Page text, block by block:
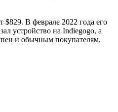
$829. В феврале 2022 года его
устройство на Indiegogo, а
и обычным покупателям.